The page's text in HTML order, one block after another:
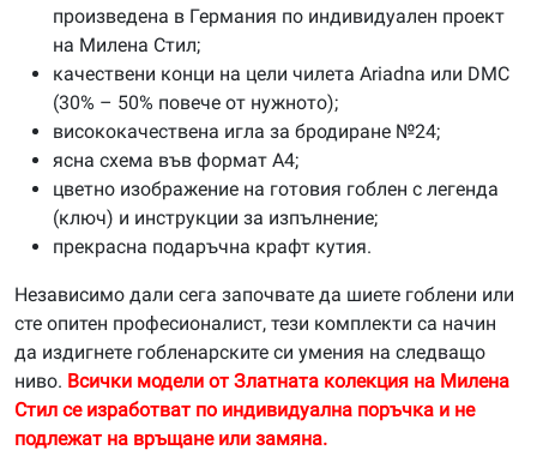
произведена в Германия по индивидуален проект
на Милена Стил;
качествени конци на цели чилета Ariadna или DMC
(30% – 50% повече от нужното);
висококачествена игла за бродиране №24;
ясна схема във формат А4;
цветно изображение на готовия гоблен с легенда
(ключ) и инструкции за изпълнение;
прекрасна подаръчна крафт кутия.
Независимо дали сега започвате да шиете гоблени или
сте опитен професионалист, тези комплекти са начин
да издигнете гобленарските си умения на следващо
ниво. Всички модели от Златната колекция на Милена
Стил се изработват по индивидуална поръчка и не
подлежат на връщане или замяна.